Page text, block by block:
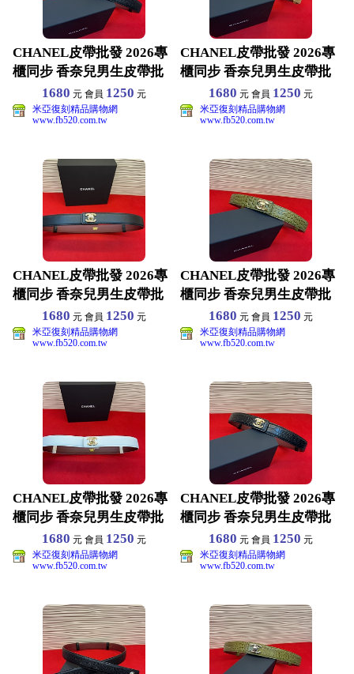
CHANEL皮帶批發 2026專
櫃同步 香奈兒男生皮帶批
發 原版真皮材
1680 元 會員 1250 元
米亞復刻精品購物網
www.fb520.com.tw
CHANEL皮帶批發 2026專
櫃同步 香奈兒男生皮帶批
發 原版真皮材
1680 元 會員 1250 元
米亞復刻精品購物網
www.fb520.com.tw
CHANEL皮帶批發 2026專
櫃同步 香奈兒男生皮帶批
發 原版真皮材
1680 元 會員 1250 元
米亞復刻精品購物網
www.fb520.com.tw
CHANEL皮帶批發 2026專
櫃同步 香奈兒男生皮帶批
發 原版真皮材
1680 元 會員 1250 元
米亞復刻精品購物網
www.fb520.com.tw
CHANEL皮帶批發 2026專
櫃同步 香奈兒男生皮帶批
發 原版真皮材
1680 元 會員 1250 元
米亞復刻精品購物網
www.fb520.com.tw
CHANEL皮帶批發 2026專
櫃同步 香奈兒男生皮帶批
發 原版真皮材
1680 元 會員 1250 元
米亞復刻精品購物網
www.fb520.com.tw